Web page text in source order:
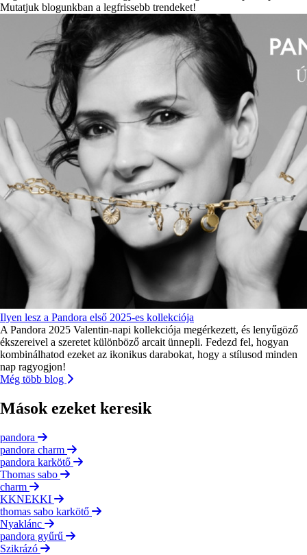
Mutatjuk blogunkban a legfrissebb trendeket!
Ilyen lesz a Pandora első 2025-es kollekciója
A Pandora 2025 Valentin-napi kollekciója megérkezett, és lenyűgöző
ékszereivel a szeretet különböző arcait ünnepli. Fedezd fel, hogyan
kombinálhatod ezeket az ikonikus darabokat, hogy a stílusod minden
nap ragyogjon!
Még több blog
Mások ezeket keresik
pandora
pandora charm
pandora karkötő
Thomas sabo
charm
KKNEKKI
thomas sabo karkötő
Nyaklánc
pandora gyűrű
Szikrázó